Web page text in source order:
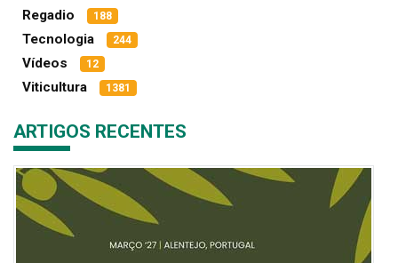
Regadio 188
Tecnologia 244
Vídeos 12
Viticultura 1381
ARTIGOS RECENTES